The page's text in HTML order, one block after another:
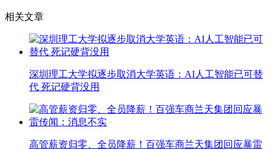
相关文章
深圳理工大学拟逐步取消大学英语：AI人工智能已可替
代 死记硬背没用
高管薪资归零、全员降薪！百强车商兰天集团回应暴雷